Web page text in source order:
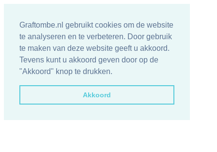
Graftombe.nl gebruikt cookies om de website
te analyseren en te verbeteren. Door gebruik
te maken van deze website geeft u akkoord.
Tevens kunt u akkoord geven door op de
"Akkoord" knop te drukken.
Akkoord